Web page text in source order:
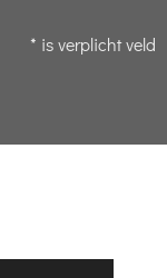
* is verplicht veld